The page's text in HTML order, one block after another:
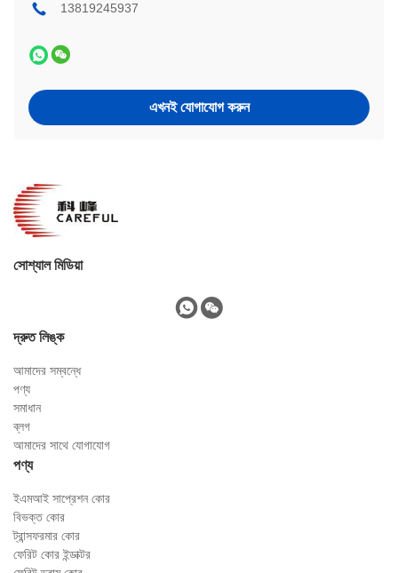
13819245937
এখনই যোগাযোগ করুন
সোশ্যাল মিডিয়া
দ্রুত লিঙ্ক
আমাদের সম্বন্ধে
পণ্য
সমাধান
ব্লগ
আমাদের সাথে যোগাযোগ
পণ্য
ইএমআই সাপ্রেশন কোর
বিভক্ত কোর
ট্রান্সফরমার কোর
ফেরিট কোর ইন্ডাক্টর